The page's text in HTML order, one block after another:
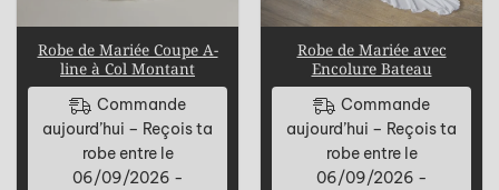
Robe de Mariée Coupe A-
line à Col Montant
Commande
aujourd’hui – Reçois ta
robe entre le
06/09/2026 -
Robe de Mariée avec
Encolure Bateau
Commande
aujourd’hui – Reçois ta
robe entre le
06/09/2026 -